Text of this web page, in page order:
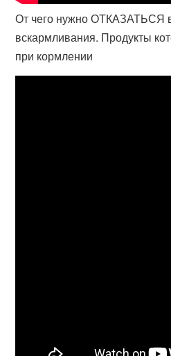
От чего нужно ОТКАЗАТЬСЯ
вскармливания. Продукты
при кормлении